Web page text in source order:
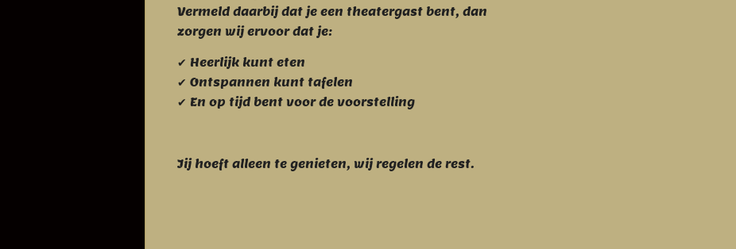
Vermeld daarbij dat je een theatergast bent, dan
zorgen wij ervoor dat je:
✔ Heerlijk kunt eten
✔ Ontspannen kunt tafelen
✔ En op tijd bent voor de voorstelling
Jij hoeft alleen te genieten, wij regelen de rest.